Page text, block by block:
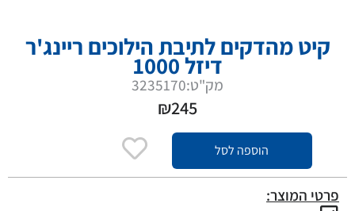
קיט מהדקים לתיבת הילוכים ריינג'ר
דיזל 1000
מק"ט:3235170
₪245
הוספה לסל
פרטי המוצר: